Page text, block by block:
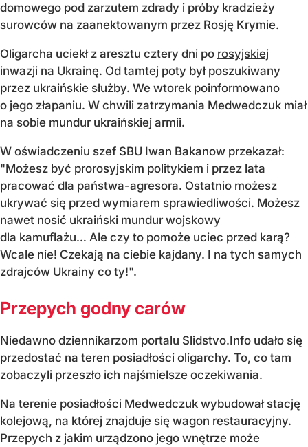
domowego pod zarzutem zdrady i próby kradzieży
surowców na zaanektowanym przez Rosję Krymie.
Oligarcha uciekł z aresztu cztery dni po rosyjskiej
inwazji na Ukrainę. Od tamtej poty był poszukiwany
przez ukraińskie służby. We wtorek poinformowano
o jego złapaniu. W chwili zatrzymania Medwedczuk miał
na sobie mundur ukraińskiej armii.
W oświadczeniu szef SBU Iwan Bakanow przekazał:
"Możesz być prorosyjskim politykiem i przez lata
pracować dla państwa-agresora. Ostatnio możesz
ukrywać się przed wymiarem sprawiedliwości. Możesz
nawet nosić ukraiński mundur wojskowy
dla kamuflażu… Ale czy to pomoże uciec przed karą?
Wcale nie! Czekają na ciebie kajdany. I na tych samych
zdrajców Ukrainy co ty!".
Przepych godny carów
Niedawno dziennikarzom portalu Slidstvo.Info udało się
przedostać na teren posiadłości oligarchy. To, co tam
zobaczyli przeszło ich najśmielsze oczekiwania.
Na terenie posiadłości Medwedczuk wybudował stację
kolejową, na której znajduje się wagon restauracyjny.
Przepych z jakim urządzono jego wnętrze może